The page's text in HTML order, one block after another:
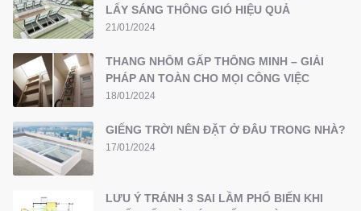
LẤY SÁNG THÔNG GIÓ HIỆU QUẢ
21/01/2024
THANG NHÔM GẤP THÔNG MINH – GIẢI
PHÁP AN TOÀN CHO MỌI CÔNG VIỆC
18/01/2024
GIẾNG TRỜI NÊN ĐẶT Ở ĐÂU TRONG NHÀ?
17/01/2024
LƯU Ý TRÁNH 3 SAI LẦM PHỔ BIẾN KHI